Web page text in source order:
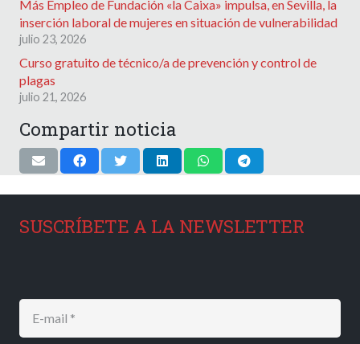
Más Empleo de Fundación «la Caixa» impulsa, en Sevilla, la
inserción laboral de mujeres en situación de vulnerabilidad
julio 23, 2026
Curso gratuito de técnico/a de prevención y control de
plagas
julio 21, 2026
Compartir noticia
SUSCRÍBETE A LA NEWSLETTER